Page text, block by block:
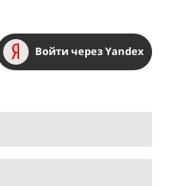
Войти через Yandex